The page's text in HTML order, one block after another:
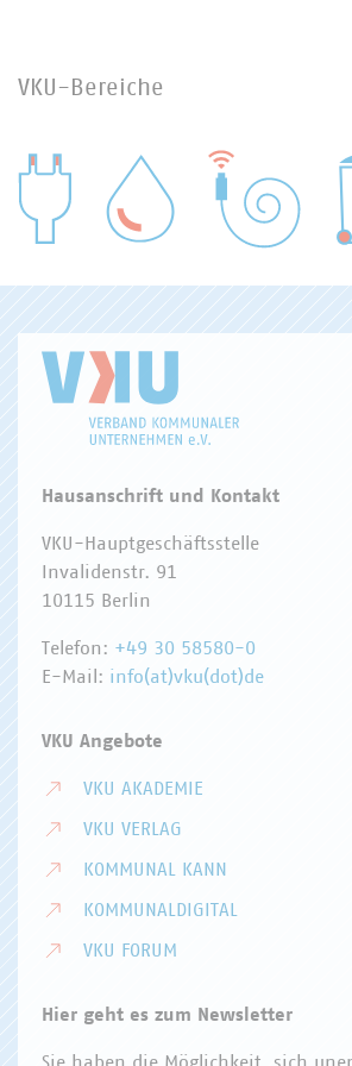
VKU-Bereiche
WASSER/ABWASSER
Hausanschrift und Kontakt
VKU-Hauptgeschäftsstelle
Invalidenstr. 91
10115 Berlin
Telefon: +49 30 58580-0
E-Mail: info(at)vku(dot)de
VKU Angebote
VKU AKADEMIE
VKU VERLAG
KOMMUNAL KANN
KOMMUNALDIGITAL
VKU FORUM
Hier geht es zum Newsletter
Sie haben die Möglichkeit, sich